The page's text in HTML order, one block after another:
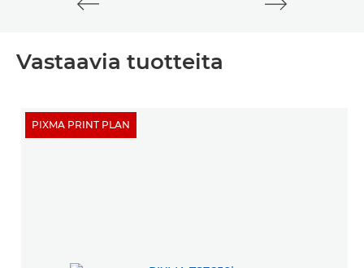
Vastaavia tuotteita
PIXMA PRINT PLAN